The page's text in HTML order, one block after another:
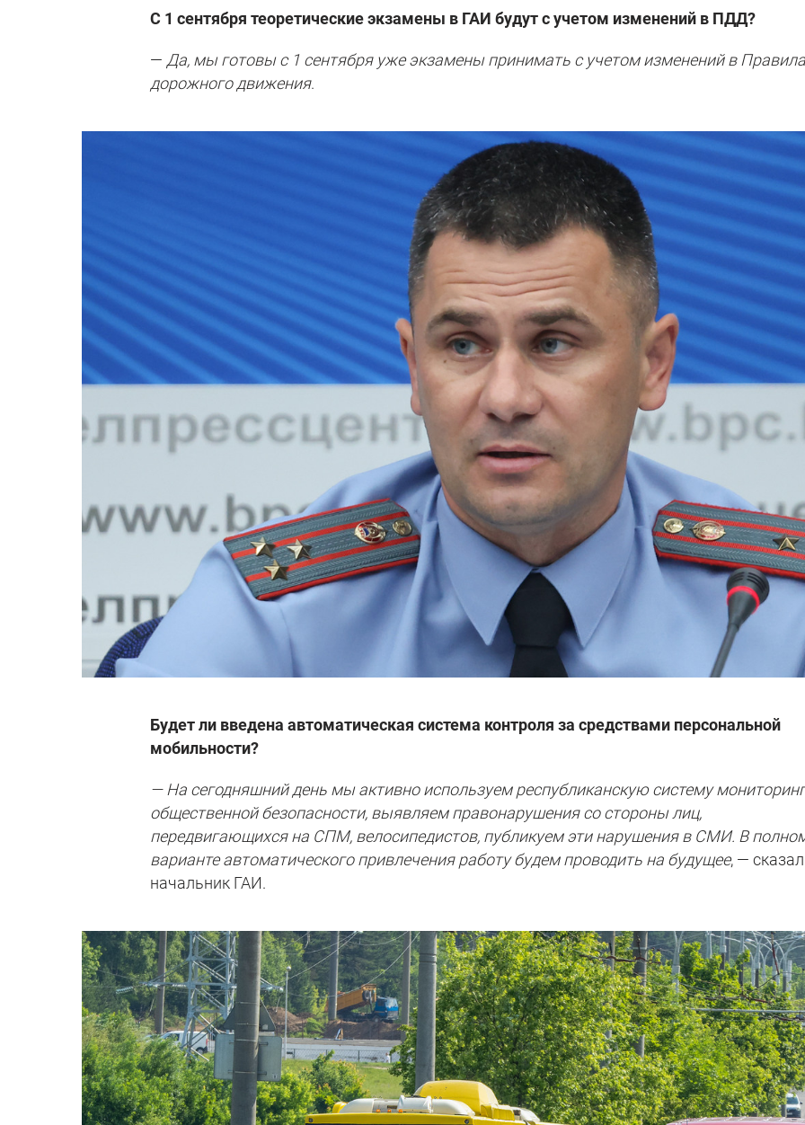
С 1 сентября теоретические экзамены в ГАИ будут с учетом изменений в ПДД?
— Да, мы готовы с 1 сентября уже экзамены принимать с учетом изменений в
дорожного движения.
Будет ли введена автоматическая система контроля за средствами персональной
мобильности?
— На сегодняшний день мы активно используем республиканскую систему
общественной безопасности, выявляем правонарушения со стороны лиц,
передвигающихся на СПМ, велосипедистов, публикуем эти нарушения в СМИ. В
варианте автоматического привлечения работу будем проводить на будущее, — сказал
начальник ГАИ.